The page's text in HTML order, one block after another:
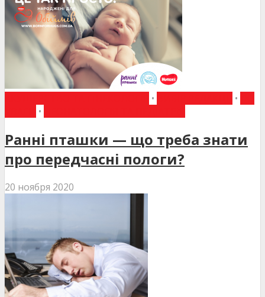
• •
•
Ранні пташки — що треба знати
про передчасні пологи?
20 ноября 2020